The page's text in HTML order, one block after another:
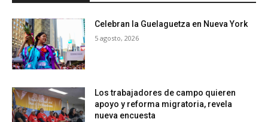
Celebran la Guelaguetza en Nueva York
5 agosto, 2026
Los trabajadores de campo quieren
apoyo y reforma migratoria, revela
nueva encuesta